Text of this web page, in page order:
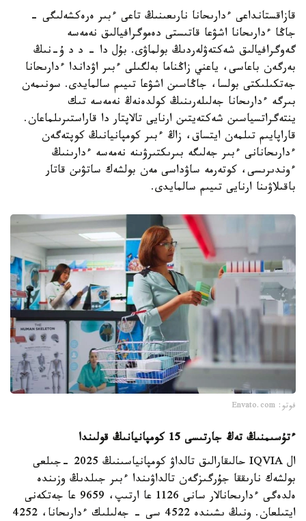
قازاقستانداعى ءدارىحانا نارىعىنىڭ تاعى ءبىر ەرەكشەلىگى -
جاڭا ءدارىحانا اشۋعا قاتىستى دەموگرافيالىق نەمەسە
گەوگرافيالىق شەكتەۋلەردىڭ بولماۋى. بۇل دا - د د ۇ-نىڭ
بەرگەن باعاسى، ياعني زاڭناما بەلگىلى ءبىر اۋداندا ءدارىحانا
جەتكىلىكتى بولسا، جاڭاسىن اشۋعا تىيىم سالمايدى. سونىمەن
بىرگە ءدارىحانا جەلىلەرىنىڭ كولدەنەڭ نەمەسە تىك
ينتەگراتسياسىن شەكتەيتىن ارنايى تالاپتار دا قاراستىرىلماعان.
قاراپايىم تىلمەن ايتساق، زاڭ ءبىر كومپانيانىڭ كوپتەگەن
ءدارىحانانى ءبىر جەلىگە بىرىكتىرۋىنە نەمەسە ءدارىنىڭ
ءوندىرىسى، كوتەرمە ساۋداسى مەن بولشەك ساتۋىن قاتار
باقىلاۋىنا ارنايى تىيىم سالمايدى.
فوتو: Envato.com
ءتۇسىمنىڭ تەڭ جارتىسى 15 كومپانيانىڭ قولىندا
ال IQVIA حالىقارالىق تالداۋ كومپانياسىنىڭ 2025 -جىلعى
بولشەك نارىققا جۇرگىزگەن تالداۋىندا ءبىر جىلدىڭ وزىندە
ەلدەگى ءدارىحانالار سانى 1126 عا ارتىپ، 9659 عا جەتكەنى
ايتىلعان. ونىڭ ىشىندە 4522 سى - جەلىلىك ءدارىحانا، 4252